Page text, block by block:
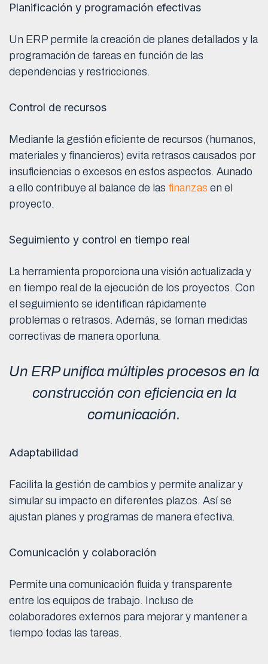
Planificación y programación efectivas
Un ERP permite la creación de planes detallados y la
programación de tareas en función de las
dependencias y restricciones.
Control de recursos
Mediante la gestión eficiente de recursos (humanos,
materiales y financieros) evita retrasos causados por
insuficiencias o excesos en estos aspectos. Aunado
a ello contribuye al balance de las finanzas en el
proyecto.
Seguimiento y control en tiempo real
La herramienta proporciona una visión actualizada y
en tiempo real de la ejecución de los proyectos. Con
el seguimiento se identifican rápidamente
problemas o retrasos. Además, se toman medidas
correctivas de manera oportuna.
Un ERP unifica múltiples procesos en la
construcción con eficiencia en la
comunicación.
Adaptabilidad
Facilita la gestión de cambios y permite analizar y
simular su impacto en diferentes plazos. Así se
ajustan planes y programas de manera efectiva.
Comunicación y colaboración
Permite una comunicación fluida y transparente
entre los equipos de trabajo. Incluso de
colaboradores externos para mejorar y mantener a
tiempo todas las tareas.